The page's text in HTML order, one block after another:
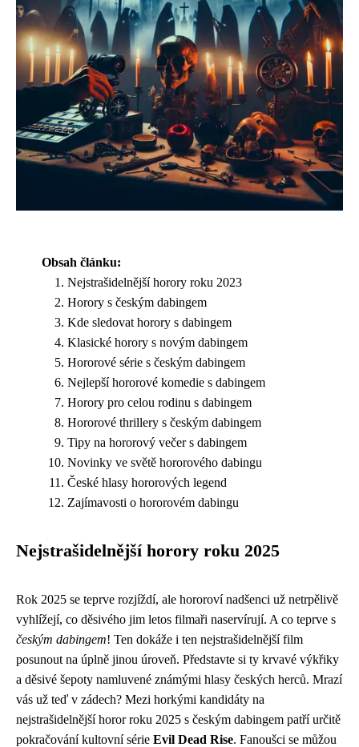
Obsah článku:
Nejstrašidelnější horory roku 2023
Horory s českým dabingem
Kde sledovat horory s dabingem
Klasické horory s novým dabingem
Hororové série s českým dabingem
Nejlepší hororové komedie s dabingem
Horory pro celou rodinu s dabingem
Hororové thrillery s českým dabingem
Tipy na hororový večer s dabingem
Novinky ve světě hororového dabingu
České hlasy hororových legend
Zajímavosti o hororovém dabingu
Nejstrašidelnější horory roku 2025
Rok 2025 se teprve rozjíždí, ale hororoví nadšenci už netrpělivě
vyhlížejí, co děsivého jim letos filmaři naservírují. A co teprve s
českým dabingem! Ten dokáže i ten nejstrašidelnější film
posunout na úplně jinou úroveň. Představte si ty krvavé výkřiky
a děsivé šepoty namluvené známými hlasy českých herců. Mrazí
vás už teď v zádech? Mezi horkými kandidáty na
nejstrašidelnější horor roku 2025 s českým dabingem patří určitě
pokračování kultovní série Evil Dead Rise. Fanoušci se můžou